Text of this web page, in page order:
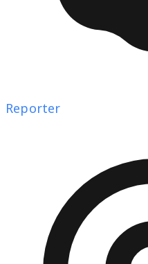
Reporter